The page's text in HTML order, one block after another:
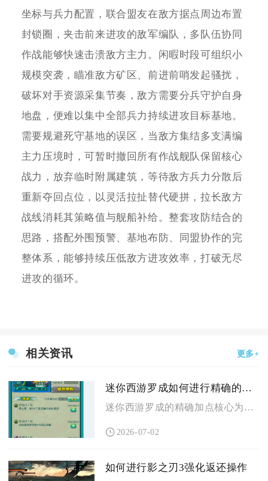
坐标与兵力配置，联合盟友在敌方据点周边布置
封锁圈，夹击前来进攻的敌军编队，多队伍协同
作战能够快速击溃敌方主力。闲暇时段可组织小
规模突袭，瞄准敌方矿区、前进前哨发起骚扰，
破坏对手资源采集节奏，敌方需要分兵守护自身
地盘，便难以集中全部兵力持续进攻目标基地。
需要规避死守基地的误区，当敌方集结多支满编
主力压境时，可暂时撤回所有作战舰队保留核心
战力，放弃临时附属建筑，等待敌方兵力分散后
重新夺回点位，以灵活拉扯替代硬拼，拉长敌方
战线消耗其策略值与舰船补给。整套攻防结合的
思路，搭配外围预警、基地布防、同盟协作的完
整体系，能够持续压低敌方进攻效率，打破无尽
进攻的循环。
相关资讯 更多+
迷你西游罗成如何进行精确的加点
迷你西游罗成的精确加点核心为暴击点满、背水点满、坚韧补点，属...
2026-07-02
如何进行影之刃3强化返还操作